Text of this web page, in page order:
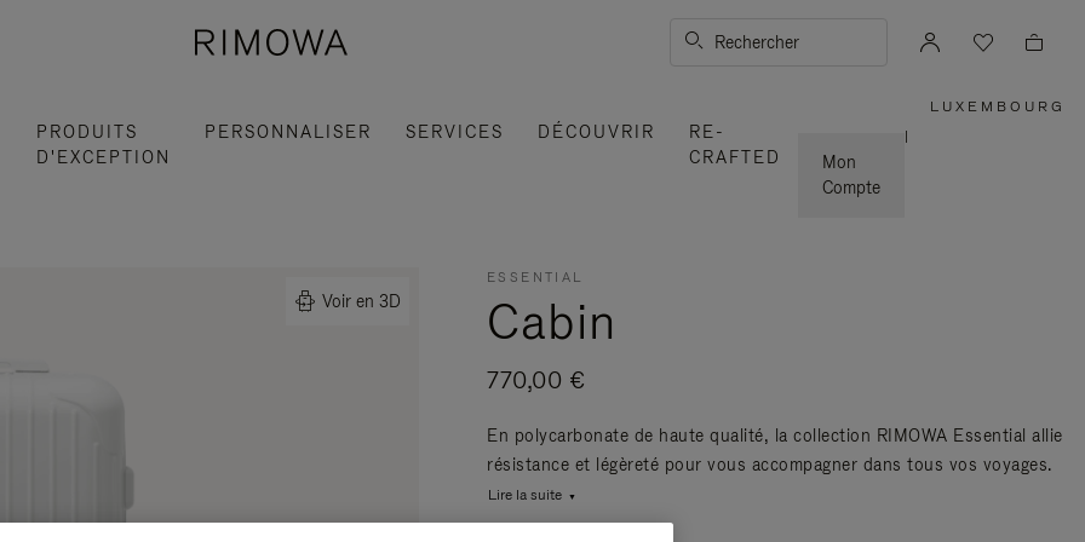
Rechercher
PRODUITS
D'EXCEPTION
PERSONNALISER SERVICES DÉCOUVRIR
RE-
CRAFTED
Mon
Compte
LUXEMBOURG
|
Voir en 3D
ESSENTIAL
Cabin
770,00 €
En polycarbonate de haute qualité, la collection RIMOWA Essential allie
résistance et légèreté pour vous accompagner dans tous vos voyages.
Lire la suite